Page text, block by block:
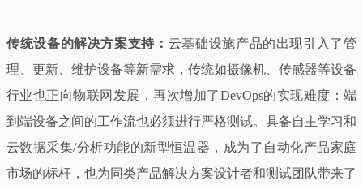
传统设备的解决方案支持： 云基础设施产品的出现引入了管
理、更新、维护设备等新需求，传统如摄像机、传感器等设备
行业也正向物联网发展，再次增加了DevOps的实现难度：端
到端设备之间的工作流也必须进行严格测试。具备自主学习和
云数据采集/分析功能的新型恒温器，成为了自动化产品家庭
市场的标杆，也为同类产品解决方案设计者和测试团队带来了